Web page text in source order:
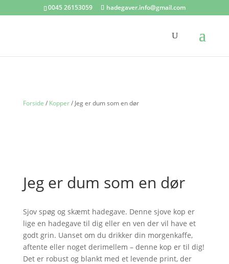
0045 26153059 hadegaver.info@gmail.com
Forside / Kopper/ Jeg er dum som en dør
Jeg er dum som en dør
Sjov spøg og skæmt hadegave. Denne sjove kop er
lige en hadegave til dig eller en ven der vil have et
godt grin. Uanset om du drikker din morgenkaffe,
aftente eller noget derimellem – denne kop er til dig!
Det er robust og blankt med et levende print, der